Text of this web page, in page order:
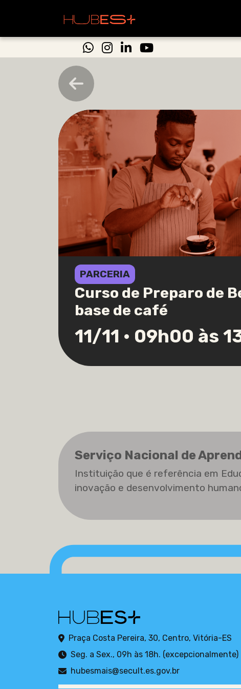
PARCERIA
Curso de Preparo de
base de café
11/11 • 09h00 às
Serviço Nacional de
Instituição que é referência em
inovação e desenvolvimento
Praça Costa Pereira, 30, Centro, Vitória-ES
Seg. a Sex., 09h às 18h. (excepcionalmente)
hubesmais@secult.es.gov.br